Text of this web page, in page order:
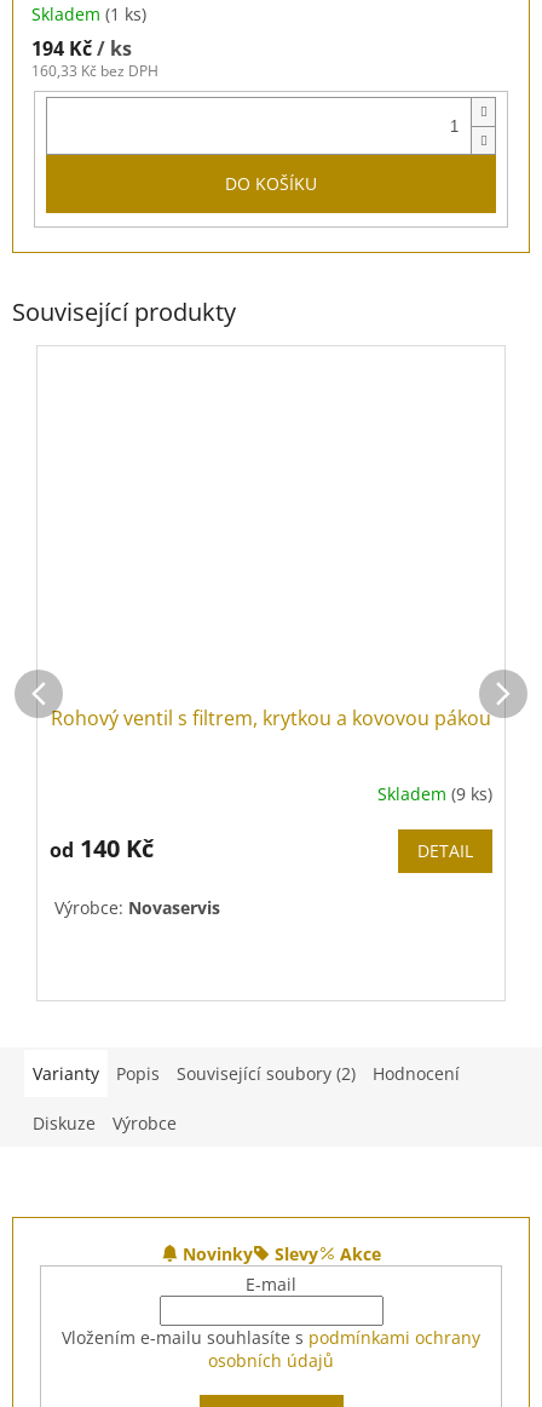
Skladem (1 ks)
194 Kč/ ks
160,33 Kč bez DPH
DO KOŠÍKU
Související produkty
Rohový ventil s filtrem, krytkou a kovovou pákou
Skladem (9 ks)
od 140 Kč DETAIL
Výrobce: Novaservis
Varianty Popis Související soubory (2) Hodnocení
Diskuze Výrobce
Novinky Slevy
Akce
E-mail
Vložením e-mailu souhlasíte s podmínkami ochrany
osobních údajů